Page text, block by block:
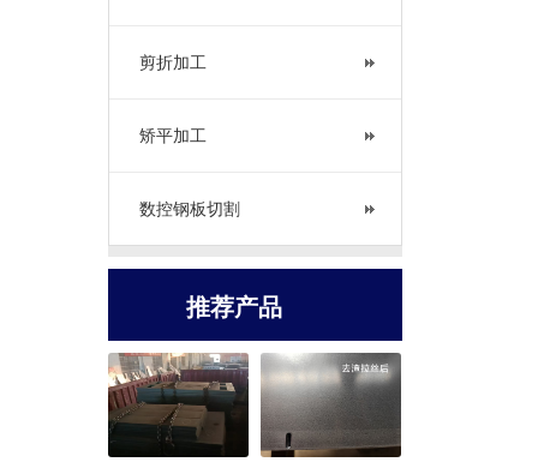
剪折加工
矫平加工
数控钢板切割
推荐产品